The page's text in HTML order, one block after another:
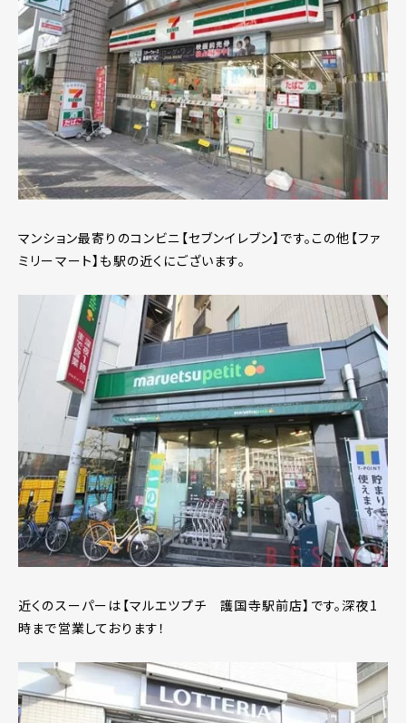
マンション最寄りのコンビニ【セブンイレブン】です。この他【ファ
ミリーマート】も駅の近くにございます。
近くのスーパーは【マルエツプチ 護国寺駅前店】です。深夜1
時まで営業しております！